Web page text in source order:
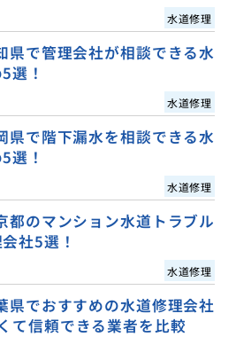
水道修理
県で管理会社が相談できる水
選！
水道修理
県で階下漏水を相談できる水
選！
水道修理
都のマンション水道トラブル
社5選！
水道修理
県でおすすめの水道修理会社
て信頼できる業者を比較